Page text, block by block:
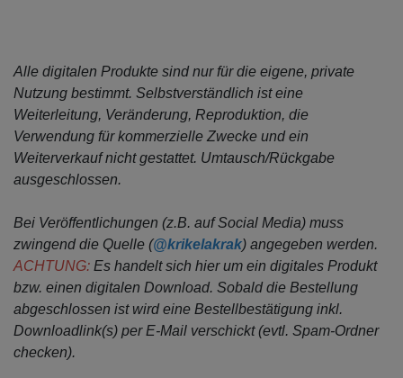
Alle digitalen Produkte sind nur für die eigene, private
Nutzung bestimmt. Selbstverständlich ist eine
Weiterleitung, Veränderung, Reproduktion, die
Verwendung für kommerzielle Zwecke und ein
Weiterverkauf nicht gestattet. Umtausch/Rückgabe
ausgeschlossen.
Bei Veröffentlichungen (z.B. auf Social Media) muss
zwingend die Quelle (@krikelakrak) angegeben werden.
ACHTUNG: Es handelt sich hier um ein digitales Produkt
bzw. einen digitalen Download. Sobald die Bestellung
abgeschlossen ist wird eine Bestellbestätigung inkl.
Downloadlink(s) per E-Mail verschickt (evtl. Spam-Ordner
checken).